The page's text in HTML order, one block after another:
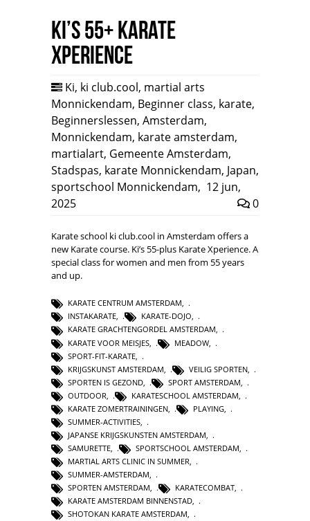
Ki’s 55+ Karate
Xperience
Ki, ki club.cool, martial arts
Monnickendam, Beginner class, karate,
Beginnerslessen, Amsterdam,
Monnickendam, karate amsterdam,
martialart, Gemeente Amsterdam,
Stadspas, karate Monnickendam, Japan,
sportschool Monnickendam, 12 jun,
2025
0
Karate school ki club.cool in Amsterdam offers a
new Karate course. Ki’s 55-plus Karate Xperience. A
special class for women and men from 55 years
and up.
KARATE CENTRUM AMSTERDAM,
INSTAKARATE, KARATE-DOJO,
KARATE GRACHTENGORDEL AMSTERDAM,
KARATE VOOR MEISJES
MEADOW
SPORT-FIT-KARATE
KRIJGSKUNST AMSTERDAM
VEILIG SPORTEN
SPORTEN IS GEZOND
SPORT AMSTERDAM
OUTDOOR
KARATESCHOOL AMSTERDAM
KARATE ZOMERTRAININGEN
PLAYING
SUMMER-ACTIVITIES
JAPANSE KRIJGSKUNSTEN AMSTERDAM
SAMURETTE, SPORTSCHOOL AMSTERDAM,
MARTIAL ARTS CLINIC IN SUMMER,
SUMMER-AMSTERDAM,
SPORTEN AMSTERDAM, KARATECOMBAT,
KARATE AMSTERDAM BINNENSTAD,
SHOTOKAN KARATE AMSTERDAM,